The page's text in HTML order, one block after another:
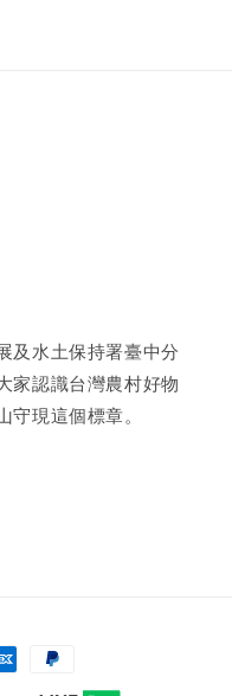
及水土保持署臺中分
家認識台灣農村好物
現這個標章。